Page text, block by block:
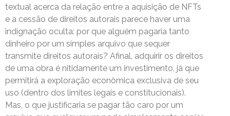
textual acerca da relação entre a aquisição de NFTs
e a cessão de direitos autorais parece haver uma
indignação oculta: por que alguém pagaria tanto
dinheiro por um simples arquivo que sequer
transmite direitos autorais? Afinal, adquirir os direitos
de uma obra é nitidamente um investimento, já que
permitirá a exploração econômica exclusiva de seu
uso (dentro dos limites legais e constitucionais).
Mas, o que justificaria se pagar tão caro por um